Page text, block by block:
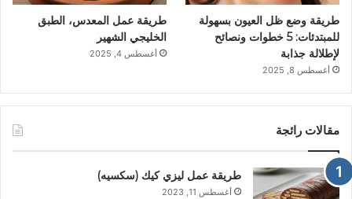
طريقة وضع ظل العيون بسهولة
للمبتدئات: 5 خطوات ونصائح
لإطلالة جذابة
أغسطس 8, 2025
طريقة عمل المعدس، الطبق
الخليجي الشهير
أغسطس 4, 2025
مقالات رائجة
طريقة عمل ليزي كيك (سكسيه)
أغسطس 11, 2023